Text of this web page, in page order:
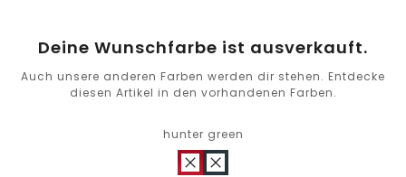
Deine Wunschfarbe ist ausverkauft.
Auch unsere anderen Farben werden dir stehen. Entdecke
diesen Artikel in den vorhandenen Farben.
hunter green